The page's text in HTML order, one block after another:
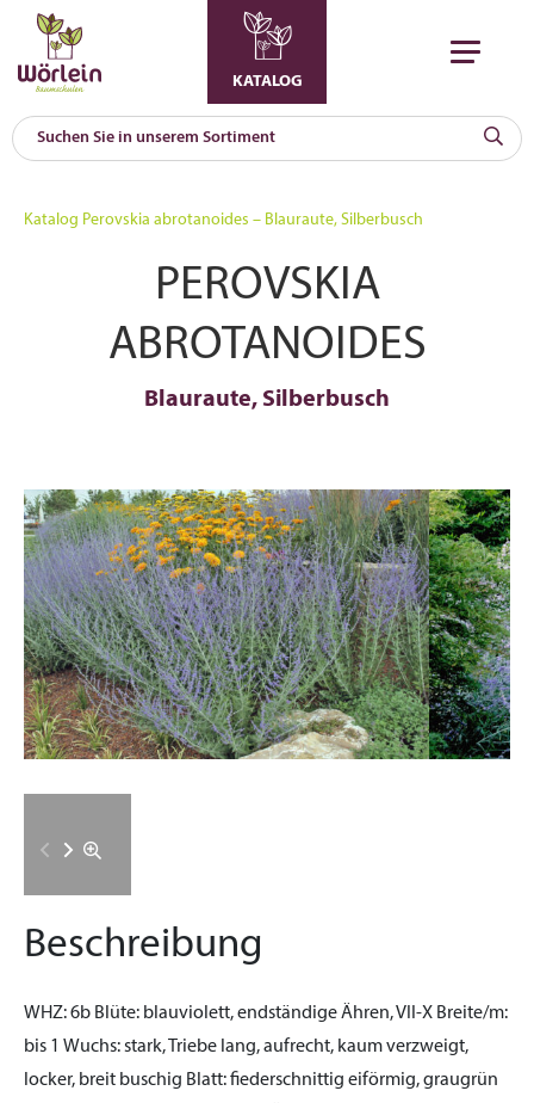
KATALOG
Katalog Perovskia abrotanoides – Blauraute, Silberbusch
PEROVSKIA
ABROTANOIDES
Blauraute, Silberbusch
Beschreibung
WHZ:6b Blüte: blauviolett, endständige Ähren, VII-X Breite/m:
bis 1 Wuchs:stark, Triebe lang, aufrecht, kaum verzweigt,
locker, breit buschig Blatt:fiederschnittig eiförmig, graugrün